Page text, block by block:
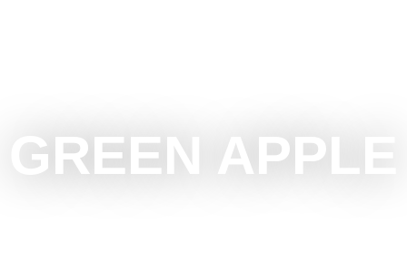
GREEN APPLE